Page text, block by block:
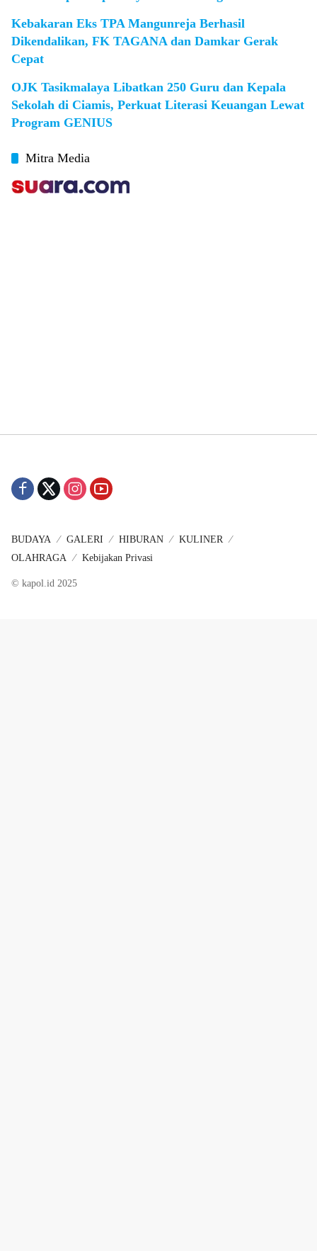
Kebakaran Eks TPA Mangunreja Berhasil
Dikendalikan, FK TAGANA dan Damkar Gerak
Cepat
OJK Tasikmalaya Libatkan 250 Guru dan Kepala
Sekolah di Ciamis, Perkuat Literasi Keuangan Lewat
Program GENIUS
Mitra Media
BUDAYA GALERI HIBURAN
KULINER
OLAHRAGA
Kebijakan Privasi
© kapol.id 2025